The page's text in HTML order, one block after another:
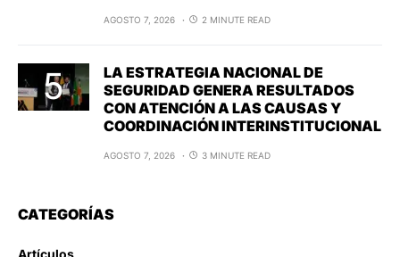
AGOSTO 7, 2026 2 MINUTE READ
LA ESTRATEGIA NACIONAL DE
SEGURIDAD GENERA RESULTADOS
CON ATENCIÓN A LAS CAUSAS Y
COORDINACIÓN INTERINSTITUCIONAL
AGOSTO 7, 2026 3 MINUTE READ
CATEGORÍAS
Artículos